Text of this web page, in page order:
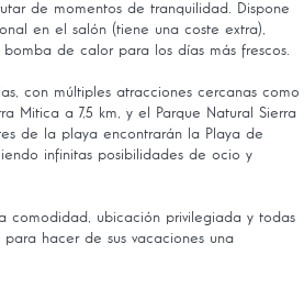
de momentos de tranquilidad. Dispone
en el salón (tiene una coste extra),
de calor para los días más frescos.
con múltiples atracciones cercanas como
Mitica a 7,5 km, y el Parque Natural Sierra
de la playa encontrarán la Playa de
infinitas posibilidades de ocio y
comodidad, ubicación privilegiada y todas
para hacer de sus vacaciones una